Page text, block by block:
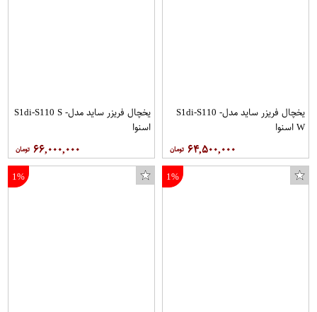
یخچال فریزر ساید مدل- S1di-S110
W اسنوا
۶۴,۵۰۰,۰۰۰
یخچال فریزر ساید مدل- S1di-S110 S
اسنوا
۶۶,۰۰۰,۰۰۰
1%
1%